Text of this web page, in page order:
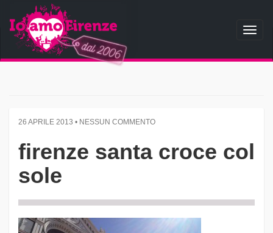
26 APRILE 2013 • NESSUN COMMENTO
firenze santa croce col
sole